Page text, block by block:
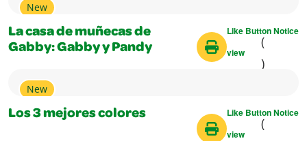
New
La casa de muñecas de
Gabby: Gabby y Pandy
Like Button Notice
(
view
)
New
Los 3 mejores colores Like Button Notice
(
view